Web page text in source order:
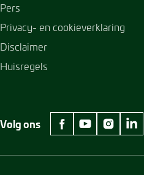
Pers
Privacy- en cookieverklaring
Disclaimer
Huisregels
Volg ons
facebook Museum
youtube